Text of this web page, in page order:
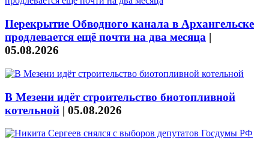
Перекрытие Обводного канала в Архангельске
продлевается ещё почти на два месяца |
05.08.2026
В Мезени идёт строительство биотопливной
котельной | 05.08.2026